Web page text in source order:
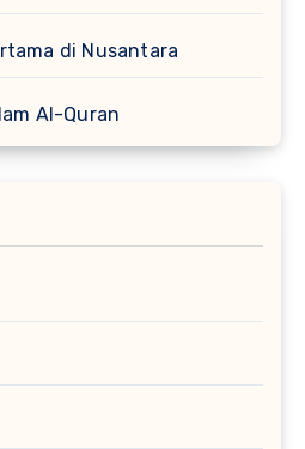
di Nusantara
Al-Quran